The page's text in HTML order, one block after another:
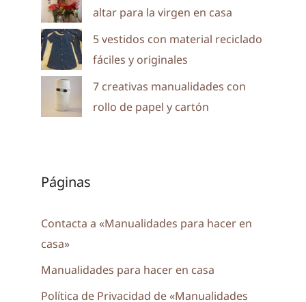
altar para la virgen en casa
5 vestidos con material reciclado
fáciles y originales
7 creativas manualidades con
rollo de papel y cartón
Páginas
Contacta a «Manualidades para hacer en
casa»
Manualidades para hacer en casa
Política de Privacidad de «Manualidades